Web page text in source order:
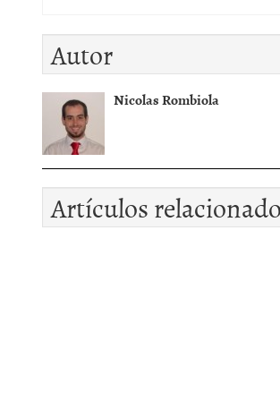
Autor
Nicolas Rombiola
Artículos